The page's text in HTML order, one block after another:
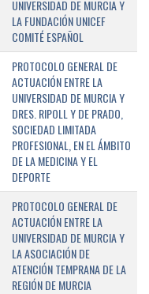
UNIVERSIDAD DE MURCIA Y
LA FUNDACIÓN UNICEF
COMITÉ ESPAÑOL
PROTOCOLO GENERAL DE
ACTUACIÓN ENTRE LA
UNIVERSIDAD DE MURCIA Y
DRES. RIPOLL Y DE PRADO,
SOCIEDAD LIMITADA
PROFESIONAL, EN EL ÁMBITO
DE LA MEDICINA Y EL
DEPORTE
PROTOCOLO GENERAL DE
ACTUACIÓN ENTRE LA
UNIVERSIDAD DE MURCIA Y
LA ASOCIACIÓN DE
ATENCIÓN TEMPRANA DE LA
REGIÓN DE MURCIA